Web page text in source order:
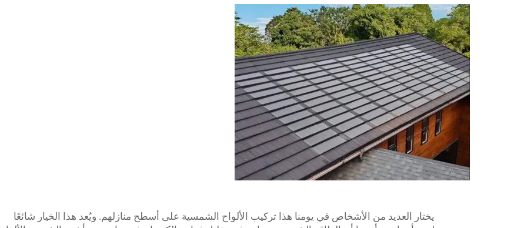
يختار العديد من الأشخاص في يومنا هذا تركيب الألواح الشمسية على أسطح منازلهم. ويُعد هذا الخيار شائعًا